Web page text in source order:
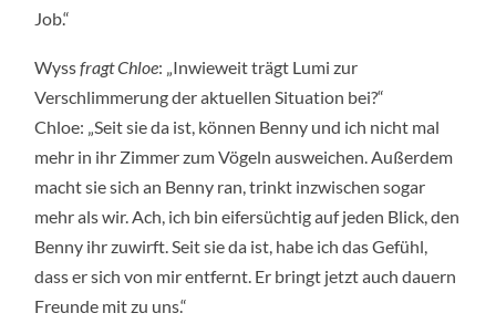
Job.“
Wyssfragt Chloe: „Inwieweit trägt Lumi zur
Verschlimmerung der aktuellen Situation bei?“
Chloe: „Seit sie da ist, können Benny und ich nicht mal
mehr in ihr Zimmer zum Vögeln ausweichen. Außerdem
macht sie sich an Benny ran, trinkt inzwischen sogar
mehr als wir. Ach, ich bin eifersüchtig auf jeden Blick, den
Benny ihr zuwirft. Seit sie da ist, habe ich das Gefühl,
dass er sich von mir entfernt. Er bringt jetzt auch dauern
Freunde mit zu uns.“